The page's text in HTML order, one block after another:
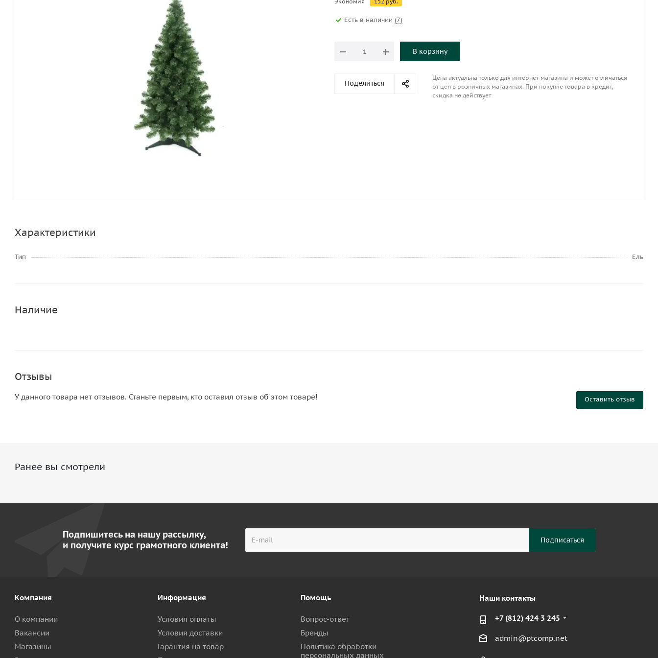
Есть в наличии (7)
В корзину
Поделиться
Цена актуальна только для интернет-магазина и может отличаться
от цен в розничных магазинах. При покупке товара в кредит,
скидка не действует
Характеристики
Тип Ель
Наличие
Отзывы
Оставить отзыв
У данного товара нет отзывов. Станьте первым, кто оставил отзыв об этом товаре!
Ранее вы смотрели
Подпишитесь на нашу рассылку,
и получите курс грамотного клиента!
Компания
О компании
Вакансии
Магазины
Информация
Условия оплаты
Условия доставки
Гарантия на товар
Помощь
Вопрос-ответ
Бренды
Политика обработки
персональных данных
Наши контакты
+7 (812) 424 3 245
admin@ptcomp.net